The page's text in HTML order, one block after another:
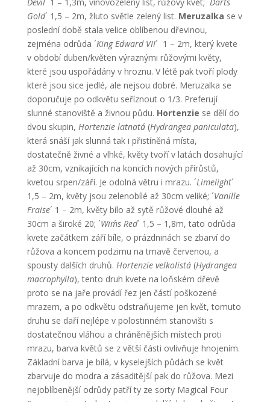
Gold´ 1,5 – 2m, žluto světle zelený list. Meruzalka se v
poslední době stala velice oblíbenou dřevinou,
zejména odrůda ´King Edward VII´ 1 – 2m, který kvete
v období duben/květen výraznými růžovými květy,
které jsou uspořádány v hroznu. V létě pak tvoří plody
které jsou sice jedlé, ale nejsou dobré. Meruzalka se
doporučuje po odkvětu seříznout o 1/3. Preferují
slunné stanoviště a živnou půdu. Hortenzie se dělí do
dvou skupin, Hortenzie latnatá(Hydrangea paniculata),
která snáší jak slunná tak i přistíněná místa,
dostatečně živné a vlhké, květy tvoří v latách dosahující
až 30cm, vznikajících na koncích nových přírůstů,
kvetou srpen/září. Je odolná větru i mrazu. ´Limelight´
1,5 – 2m, květy jsou zelenobílé až 30cm veliké; ´Vanille
Fraise´ 1 – 2m, květy bílo až sytě růžové dlouhé až
30cm a široké 20; ´Wim´s Red´ 1,5 – 1,8m, tato odrůda
kvete začátkem září bíle, o prázdninách se zbarví do
růžova a koncem podzimu na tmavě červenou, a
spousty dalších druhů. Hortenzie velkolistá(Hydrangea
macrophylla), tento druh kvete na loňském dřevě
proto se na jaře provádí řez jen částí poškozené
mrazem, a po odkvětu odstraňujeme jen květ, tomuto
druhu se daří nejlépe v polostinném stanovišti s
dostatečnou vláhou a chráněnějších místech proti
mrazu, barva květů se z větší části ovlivňuje hnojením.
Základní barva je bílá, v kyselejších půdách se květ
zbarvuje do modra a zásaditější pak do růžova. Mezi
nejoblíbenější odrůdy patří ty ze sorty Magical Four